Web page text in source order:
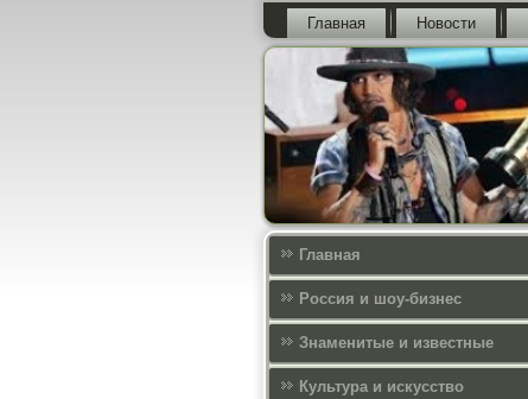
Главная Новости
Главная
Россия и шоу-бизнес
Знаменитые и известные
Культура и искусcтво